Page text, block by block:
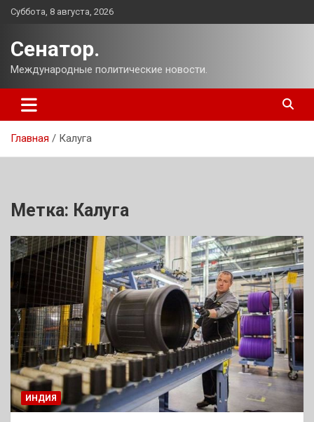
Перейти
Суббота, 8 августа, 2026
Сенатор.
Международные политические новости.
Главная Калуга
Метка: Калуга
ИНДИЯ